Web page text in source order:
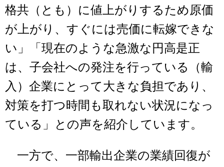
格共（とも）に値上がりするため原価
が上がり、すぐには売価に転嫁できな
い」「現在のような急激な円高是正
は、子会社への発注を行っている（輸
入）企業にとって大きな負担であり、
対策を打つ時間も取れない状況になっ
ている」との声を紹介しています。
一方で、一部輸出企業の業績回復が